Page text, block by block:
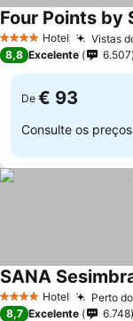
4 EstrelasHotel Vistas
Four Points by
8,8 Excelente 6.507
De € 93
Consulte os
4 EstrelasHotel Perto
SANA
8,7 Excelente 6.748